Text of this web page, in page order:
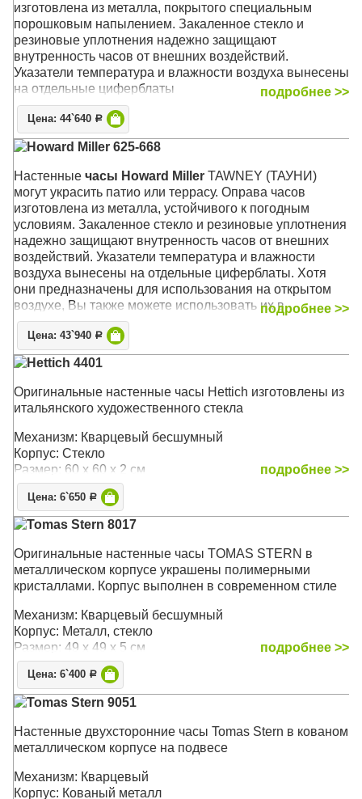
изготовлена из металла, покрытого специальным
порошковым напылением. Закаленное стекло и
резиновые уплотнения надежно защищают
внутренность часов от внешних воздействий.
Указатели температура и влажности воздуха вынесены
на отдельные циферблаты
Механизм: Кварцевый
Корпус: Металл (кованый), защитное стекло
Размер: 57 х 57 х 5 см
подробнее >>
Цена: 44`640 Р
Howard Miller 625-668
Настенные часы Howard Miller TAWNEY (ТАУНИ)
могут украсить патио или террасу. Оправа часов
изготовлена из металла, устойчивого к погодным
условиям. Закаленное стекло и резиновые уплотнения
надежно защищают внутренность часов от внешних
воздействий. Указатели температура и влажности
воздуха вынесены на отдельные циферблаты. Хотя
они предназначены для использования на открытом
воздухе, Вы также можете использовать их в
помещении, на кухне, в ванной или в любом другом
месте Вашего дома
Отделка корпуса выполнена в средних тонах
внутренним двориком или домашним декором. Белый
циферблат гармонирует с корпусом и контрастно
выделяет выпуклые черные арабские цифры, которые,
в свою очередь, прекрасно сочетаются с изящными
черными стрелками, создавая изысканный вид.
Изящные полуоружности дополнительных
циферблатов термометра ( в градусах Фаренгейта) и
гигрометра легко читаются и придают циферблату еще
больше визуального интереса.
Механизм: Кварцевый
Размер: 62 х 62 х 8 см
подробнее >>
Цена: 43`940 Р
Hettich 4401
Оригинальные настенные часы Hettich изготовлены из
итальянского художественного стекла
Механизм: Кварцевый бесшумный
Корпус: Стекло
Размер: 60 х 60 x 2 см
подробнее >>
Цена: 6`650 Р
Tomas Stern 8017
Оригинальные настенные часы TOMAS STERN в
металлическом корпусе украшены полимерными
кристаллами. Корпус выполнен в современном стиле
Механизм: Кварцевый бесшумный
Корпус: Металл, стекло
Размер: 49 х 49 х 5 см
подробнее >>
Цена: 6`400 Р
Tomas Stern 9051
Настенные двухсторонние часы Tomas Stern в кованом
металлическом корпусе на подвесе
Механизм: Кварцевый
Корпус: Кованый металл